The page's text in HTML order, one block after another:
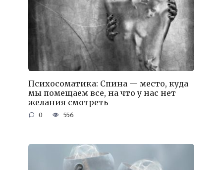
Психосоматика: Спина — место, куда
мы помещаем все, на что у нас нет
желания смотреть
0 556